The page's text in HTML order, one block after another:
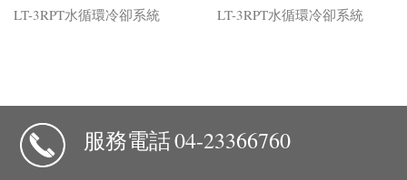
LT-3RPT水循環冷卻系統 LT-3RPT水循環冷卻系統
服務電話04-23366760